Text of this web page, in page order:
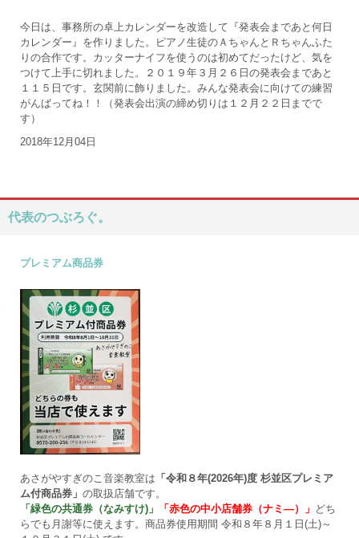
今日は、事務所の卓上カレンダーを改造して『発表会まであと何日
カレンダー』を作りました。ピアノ生徒のＡちゃんとＲちゃんふた
りの合作です。カッターナイフを使うのは初めてだったけど、気を
つけて上手に切れました。２０１９年３月２６日の発表会まであと
１１５日です。玄関前に飾りました。みんな発表会に向けての練習
がんばってね！！（発表会出演の締め切りは１２月２２日までで
す）
2018年12月04日
代表のつぶろぐ。
プレミアム商品券
あさがやすぎのこ音楽教室は 「令和８年(2026年)度 杉並区プレミア
ム付商品券」 の取扱店舗です。
「緑色の共通券（なみすけ)」
「赤色の中小店舗券（ナミ―）」 どち
らでも月謝等に使えます。商品券使用期間 令和８年８月１日(土)～